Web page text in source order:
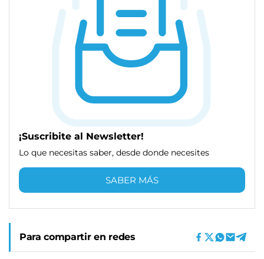
¡Suscribite al Newsletter!
Lo que necesitas saber, desde donde necesites
SABER MÁS
Para compartir en redes